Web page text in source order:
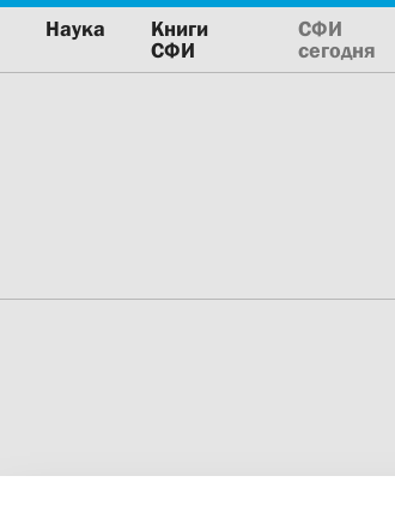
Наука
Книги
СФИ
СФИ
сегодня